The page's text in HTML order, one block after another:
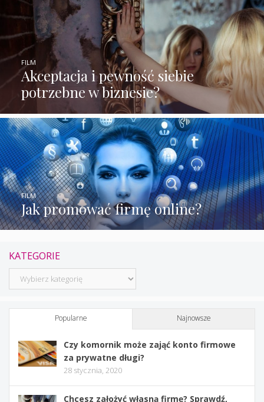
Akceptacja i pewność siebie
potrzebne w biznesie?
FILM
Jak promować firmę online?
FILM
KATEGORIE
Kategorie
Popularne Najnowsze
Czy komornik może zająć konto firmowe
za prywatne długi?
28 stycznia, 2020
Chcesz założyć własną firmę? Sprawdź,